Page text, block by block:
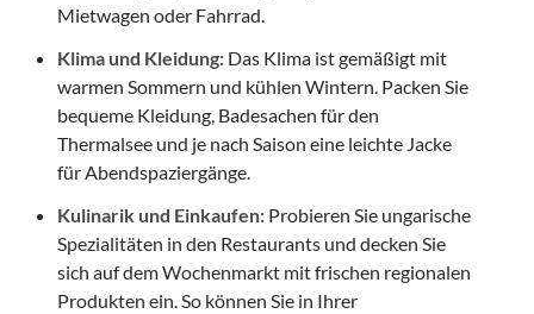
Mietwagen oder Fahrrad.
Klima und Kleidung: Das Klima ist gemäßigt mit
warmen Sommern und kühlen Wintern. Packen Sie
bequeme Kleidung, Badesachen für den
Thermalsee und je nach Saison eine leichte Jacke
für Abendspaziergänge.
Kulinarik und Einkaufen: Probieren Sie ungarische
Spezialitäten in den Restaurants und decken Sie
sich auf dem Wochenmarkt mit frischen regionalen
Produkten ein. So können Sie in Ihrer